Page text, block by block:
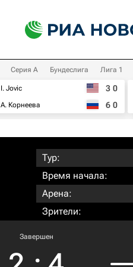
Серия А Бундеслига Лига 1
I. Jovic
А. Корнеева
3 0
6 0
Тур:
Время начала:
Арена:
Зрители:
Завершен